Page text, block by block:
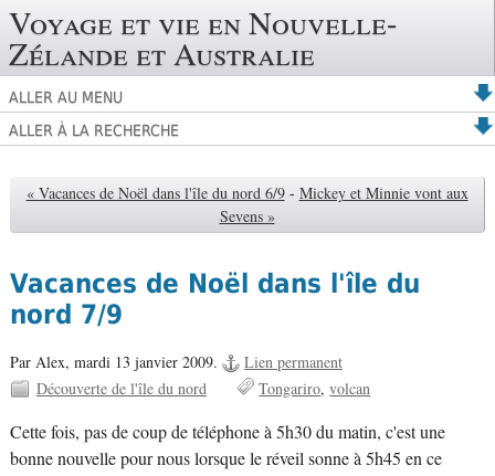
Voyage et vie en Nouvelle-
Zélande et Australie
ALLER AU MENU
ALLER À LA RECHERCHE
« Vacances de Noël dans l'île du nord 6/9 - Mickey et Minnie vont aux
Sevens »
Vacances de Noël dans l'île du
nord 7/9
Par Alex, mardi 13 janvier 2009.
Lien permanent
Découverte de l'île du nord
Tongariro volcan
Cette fois, pas de coup de téléphone à 5h30 du matin, c'est une
bonne nouvelle pour nous lorsque le réveil sonne à 5h45 en ce